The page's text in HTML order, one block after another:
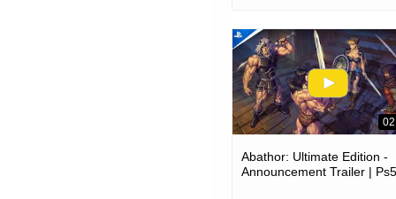
Abathor: Ultimate Edition -
Announcement Trailer | Ps5